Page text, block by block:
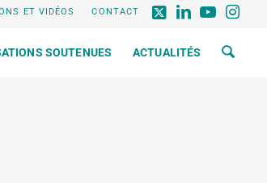
ET VIDÉOS CONTACT
SOUTENUES ACTUALITÉS